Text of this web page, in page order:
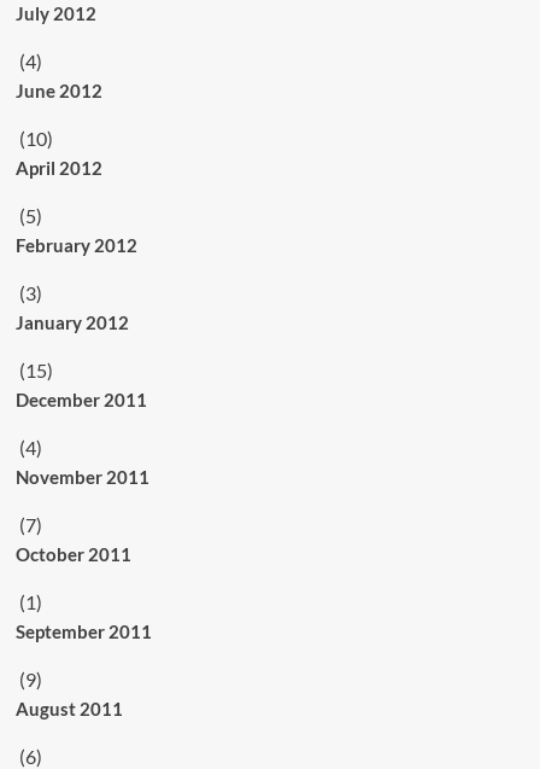
July 2012
(4)
June 2012
(10)
April 2012
(5)
February 2012
(3)
January 2012
(15)
December 2011
(4)
November 2011
(7)
October 2011
(1)
September 2011
(9)
August 2011
(6)